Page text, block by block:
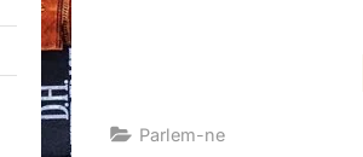
Parlem-ne